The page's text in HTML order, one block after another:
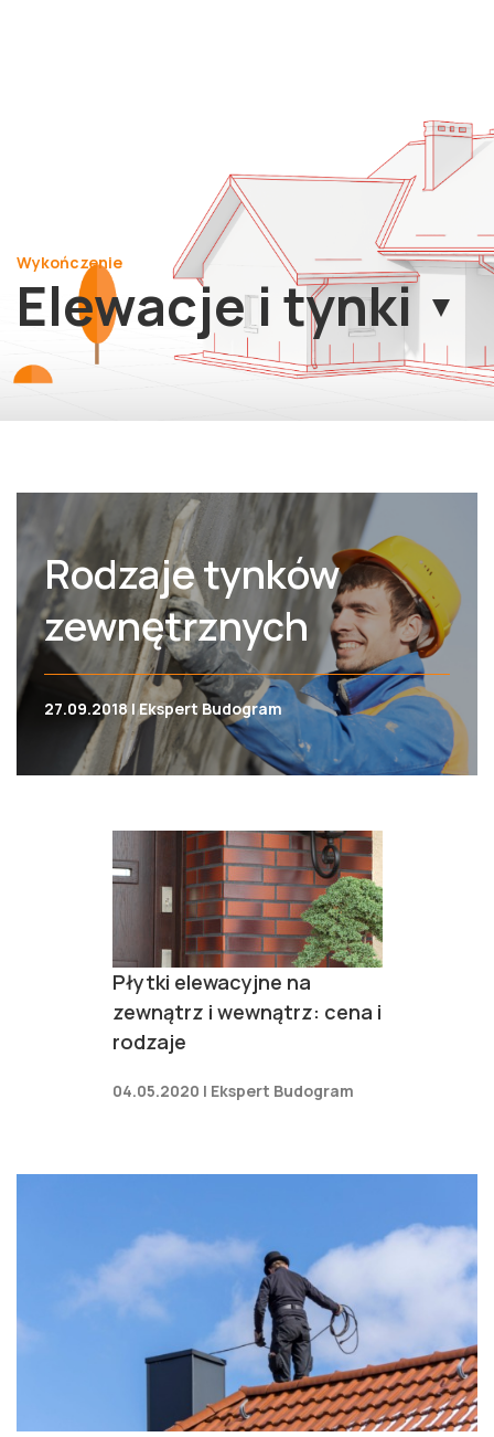
Wykończenie
Elewacje i tynki
Rodzaje tynków
zewnętrznych
27.09.2018 | Ekspert Budogram
Płytki elewacyjne na
zewnątrz i wewnątrz: cena i
rodzaje
04.05.2020 | Ekspert Budogram